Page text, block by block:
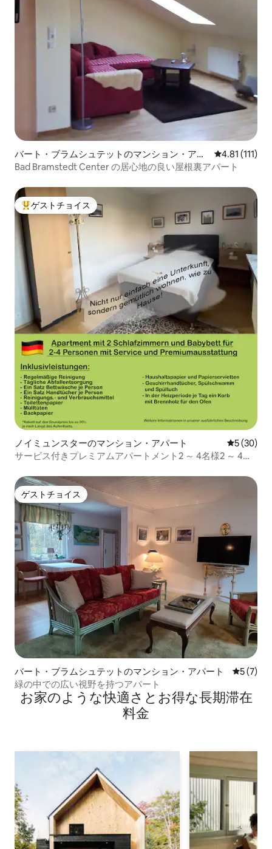
バート・ブラムシュテットのマンション・アパ
ート
レビュー111
4.81 (111)
Bad Bramstedt Center の居心地の良い屋根裏アパート
大好評のゲストチョイスです。
ゲストチョイス
ノイミュンスターのマンション・アパート レビュー
5 (30)
サービス付きプレミアムアパートメント2 ～ 4名様2 ～ 4名
ゲストチョイス
ゲストチョイス
バート・ブラムシュテットのマンション・アパート レビュー
5 (7)
緑の中での広い視野を持つアパート
お家のような快⁠適⁠さ⁠とお⁠得⁠な長⁠期⁠滞⁠在
料⁠金